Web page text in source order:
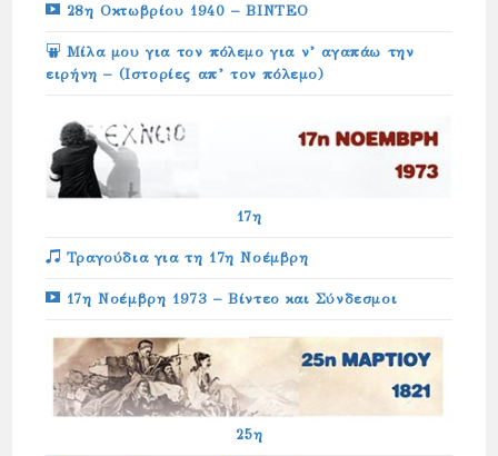
28η Οκτωβρίου 1940 – ΒΙΝΤΕΟ
Μίλα μου για τον πόλεμο για ν’ αγαπάω την
ειρήνη – (Ιστορίες απ’ τον πόλεμο)
17η
Τραγούδια για τη 17η Νοέμβρη
17η Νοέμβρη 1973 – Βίντεο και Σύνδεσμοι
25η